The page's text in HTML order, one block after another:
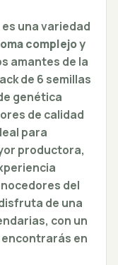
una variedad
complejo y
amantes de la
de 6 semillas
genética
de calidad
para
productora,
del
de una
con un
en